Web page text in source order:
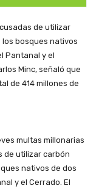
de utilizar
bosques nativos
Pantanal y el
Minc, señaló que
de 414 millones de
multas millonarias
de utilizar carbón
nativos de dos
y el Cerrado. El